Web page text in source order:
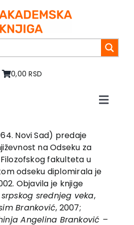
0,00 RSD
Toggle
Novi Sad) predaje
na Odseku za
fakulteta u
odseku diplomirala je
Objavila je knjige
pskog srednjeg veka,
Branković, 2007;
Angelina Branković –